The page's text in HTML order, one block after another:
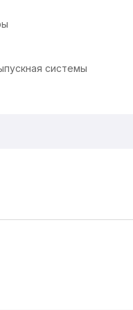
системы